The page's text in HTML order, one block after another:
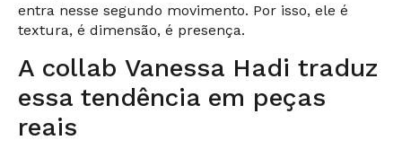
entra nesse segundo movimento. Por isso, ele é
textura, é dimensão, é presença.
A collab Vanessa Hadi traduz
essa tendência em peças
reais